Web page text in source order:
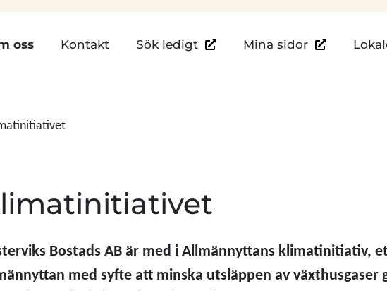
oss Kontakt Sök ledigtLänk till annan webbplats
Mina sidorLänk till
Bostads AB är med i Allmännyttans klimatinitiativ,
med syfte att minska utsläppen av växthusgaser